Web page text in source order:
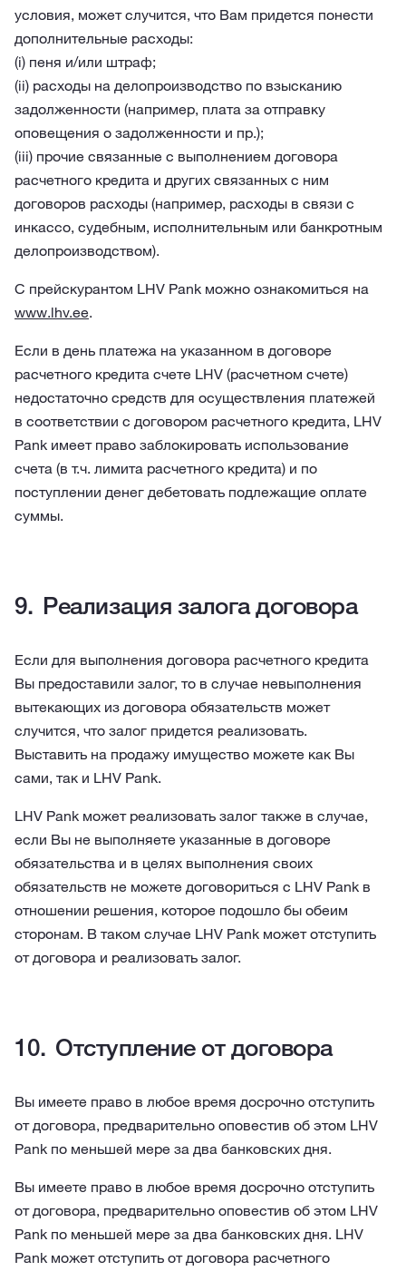
условия, может случится, что Вам придется понести
дополнительные расходы:
(i) пеня и/или штраф;
(ii) расходы на делопроизводство по взысканию
задолженности (например, плата за отправку
оповещения о задолженности и пр.);
(iii) прочие связанные с выполнением договора
расчетного кредита и других связанных с ним
договоров расходы (например, расходы в связи с
инкассо, судебным, исполнительным или банкротным
делопроизводством).
С прейскурантом LHV Pank можно ознакомиться на
www.lhv.ee.
Если в день платежа на указанном в договоре
расчетного кредита счете LHV (расчетном счете)
недостаточно средств для осуществления платежей
в соответствии с договором расчетного кредита, LHV
Pank имеет право заблокировать использование
счета (в т.ч. лимита расчетного кредита) и по
поступлении денег дебетовать подлежащие оплате
суммы.
Реализация залога договора
Если для выполнения договора расчетного кредита
Вы предоставили залог, то в случае невыполнения
вытекающих из договора обязательств может
случится, что залог придется реализовать.
Выставить на продажу имущество можете как Вы
сами, так и LHV Pank.
LHV Pank может реализовать залог также в случае,
если Вы не выполняете указанные в договоре
обязательства и в целях выполнения своих
обязательств не можете договориться с LHV Pank в
отношении решения, которое подошло бы обеим
сторонам. В таком случае LHV Pank может отступить
от договора и реализовать залог.
Отступление от договора
Вы имеете право в любое время досрочно отступить
от договора, предварительно оповестив об этом LHV
Pank по меньшей мере за два банковских дня.
Вы имеете право в любое время досрочно отступить
от договора, предварительно оповестив об этом LHV
Pank по меньшей мере за два банковских дня. LHV
Pank может отступить от договора расчетного